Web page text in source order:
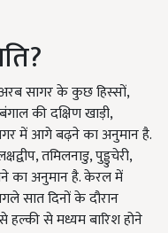
सागर के कुछ हिस्सों,
की दक्षिण खाड़ी,
में आगे बढ़ने का अनुमान है.
तमिलनाडु, पुड्डुचेरी,
का अनुमान है. केरल में
सात दिनों के दौरान
हल्की से मध्यम बारिश होने